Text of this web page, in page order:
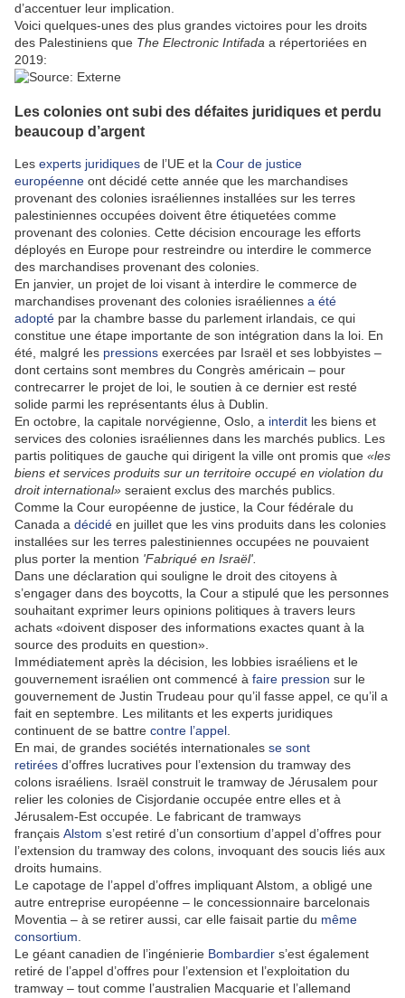
d’accentuer leur implication.
Voici quelques-unes des plus grandes victoires pour les droits
des Palestiniens que The Electronic Intifada a répertoriées en
2019:
Les colonies ont subi des défaites juridiques et perdu
beaucoup d’argent
Les experts juridiques de l’UE et la Cour de justice
européenne ont décidé cette année que les marchandises
provenant des colonies israéliennes installées sur les terres
palestiniennes occupées doivent être étiquetées comme
provenant des colonies. Cette décision encourage les efforts
déployés en Europe pour restreindre ou interdire le commerce
des marchandises provenant des colonies.
En janvier, un projet de loi visant à interdire le commerce de
marchandises provenant des colonies israéliennes a été
adopté par la chambre basse du parlement irlandais, ce qui
constitue une étape importante de son intégration dans la loi. En
été, malgré les pressions exercées par Israël et ses lobbyistes –
dont certains sont membres du Congrès américain – pour
contrecarrer le projet de loi, le soutien à ce dernier est resté
solide parmi les représentants élus à Dublin.
En octobre, la capitale norvégienne, Oslo, a interdit les biens et
services des colonies israéliennes dans les marchés publics. Les
partis politiques de gauche qui dirigent la ville ont promis que «les
biens et services produits sur un territoire occupé en violation du
droit international» seraient exclus des marchés publics.
Comme la Cour européenne de justice, la Cour fédérale du
Canada a décidé en juillet que les vins produits dans les colonies
installées sur les terres palestiniennes occupées ne pouvaient
plus porter la mention 'Fabriqué en Israël'.
Dans une déclaration qui souligne le droit des citoyens à
s’engager dans des boycotts, la Cour a stipulé que les personnes
souhaitant exprimer leurs opinions politiques à travers leurs
achats «doivent disposer des informations exactes quant à la
source des produits en question».
Immédiatement après la décision, les lobbies israéliens et le
gouvernement israélien ont commencé à faire pression sur le
gouvernement de Justin Trudeau pour qu’il fasse appel, ce qu’il a
fait en septembre. Les militants et les experts juridiques
continuent de se battre contre l’appel
En mai, de grandes sociétés internationales se sont
retirées d’offres lucratives pour l’extension du tramway des
colons israéliens. Israël construit le tramway de Jérusalem pour
relier les colonies de Cisjordanie occupée entre elles et à
Jérusalem-Est occupée. Le fabricant de tramways
français Alstom s’est retiré d’un consortium d’appel d’offres pour
l’extension du tramway des colons, invoquant des soucis liés aux
droits humains.
Le capotage de l’appel d’offres impliquant Alstom, a obligé une
autre entreprise européenne – le concessionnaire barcelonais
Moventia – à se retirer aussi, car elle faisait partie du même
consortium
Le géant canadien de l’ingénierie Bombardier s’est également
retiré de l’appel d’offres pour l’extension et l’exploitation du
tramway – tout comme l’australien Macquarie et l’allemand